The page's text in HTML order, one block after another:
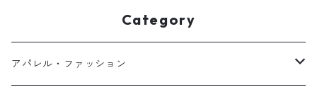
Category
アパレル・ファッション